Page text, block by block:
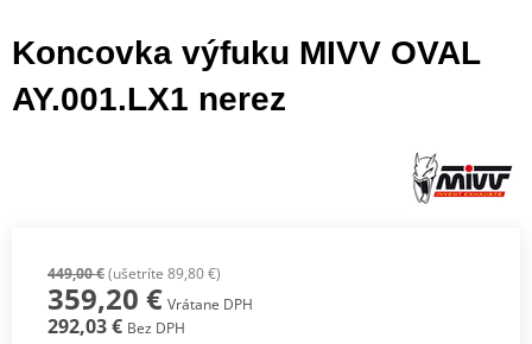
Koncovka výfuku MIVV OVAL
AY.001.LX1 nerez
449,00 €(ušetríte 89,80 €)
359,20 € Vrátane DPH
292,03 € Bez DPH